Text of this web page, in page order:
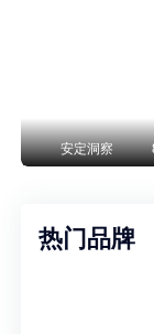
安定洞察
热门品牌